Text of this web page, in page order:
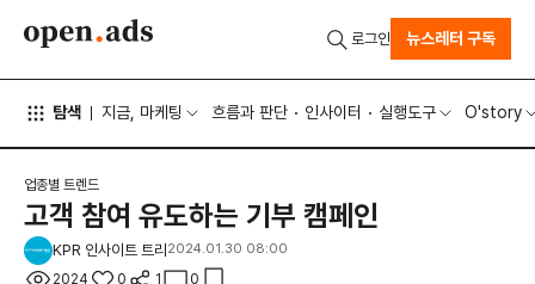
탐색 지금, 마케팅 흐름과 판단 인사이터 실행도구 O'story
로그인 뉴스레터 구독
업종별 트렌드
고객 참여 유도하는 기부 캠페인
KPR 인사이트 트리 2024.01.30 08:00
2024 0 1 0